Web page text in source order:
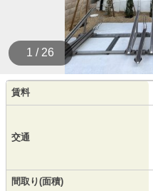
1 / 26
賃料
交通
間取り(面積)